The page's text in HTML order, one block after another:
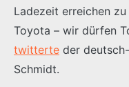
Ladezeit erreichen
Toyota – wir dürfen
twitterte der
Schmidt.